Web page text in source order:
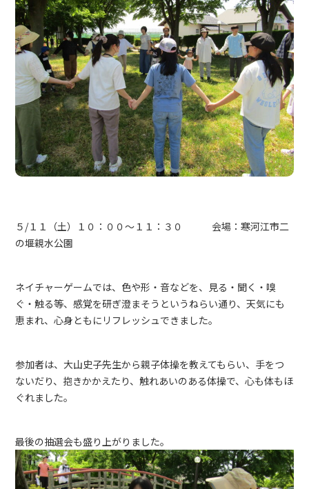
５/１１（土）１０：００～１１：３０ 会場：寒河江市二
の堰親水公園
ネイチャーゲームでは、色や形・音などを、見る・聞く・嗅
ぐ・触る等、感覚を研ぎ澄まそうというねらい通り、天気にも
恵まれ、心身ともにリフレッシュできました。
参加者は、大山史子先生から親子体操を教えてもらい、手をつ
ないだり、抱きかかえたり、触れあいのある体操で、心も体もほ
ぐれました。
最後の抽選会も盛り上がりました。